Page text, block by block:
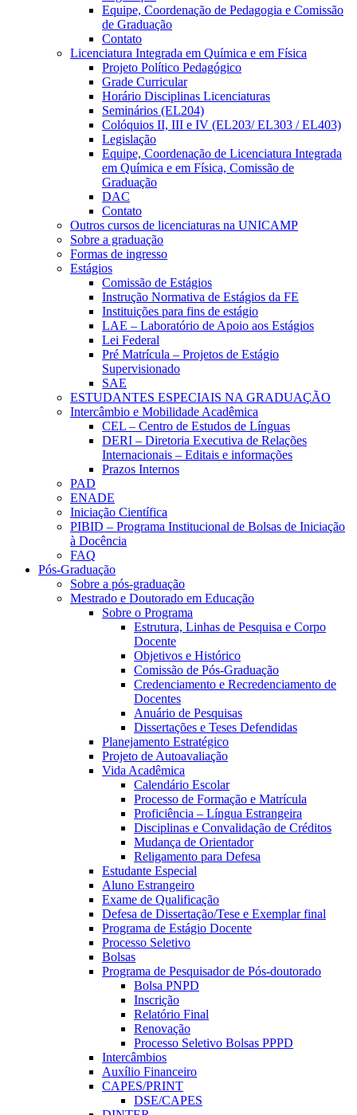
Equipe, Coordenação de Pedagogia e Comissão
de Graduação
Contato
Licenciatura Integrada em Química e em Física
Projeto Político Pedagógico
Grade Curricular
Horário Disciplinas Licenciaturas
Seminários (EL204)
Colóquios II, III e IV (EL203/ EL303 / EL403)
Legislação
Equipe, Coordenação de Licenciatura Integrada
em Química e em Física, Comissão de
Graduação
DAC
Contato
Outros cursos de licenciaturas na UNICAMP
Sobre a graduação
Formas de ingresso
Estágios
Comissão de Estágios
Instrução Normativa de Estágios da FE
Instituições para fins de estágio
LAE – Laboratório de Apoio aos Estágios
Lei Federal
Pré Matrícula – Projetos de Estágio
Supervisionado
SAE
ESTUDANTES ESPECIAIS NA GRADUAÇÃO
Intercâmbio e Mobilidade Acadêmica
CEL – Centro de Estudos de Línguas
DERI – Diretoria Executiva de Relações
Internacionais – Editais e informações
Prazos Internos
PAD
ENADE
Iniciação Científica
PIBID – Programa Institucional de Bolsas de Iniciação
à Docência
FAQ
Pós-Graduação
Sobre a pós-graduação
Mestrado e Doutorado em Educação
Sobre o Programa
Estrutura, Linhas de Pesquisa e Corpo
Docente
Objetivos e Histórico
Comissão de Pós-Graduação
Credenciamento e Recredenciamento de
Docentes
Anuário de Pesquisas
Dissertações e Teses Defendidas
Planejamento Estratégico
Projeto de Autoavaliação
Vida Acadêmica
Calendário Escolar
Processo de Formação e Matrícula
Proficiência – Língua Estrangeira
Disciplinas e Convalidação de Créditos
Mudança de Orientador
Religamento para Defesa
Estudante Especial
Aluno Estrangeiro
Exame de Qualificação
Defesa de Dissertação/Tese e Exemplar final
Programa de Estágio Docente
Processo Seletivo
Bolsas
Programa de Pesquisador de Pós-doutorado
Bolsa PNPD
Inscrição
Relatório Final
Renovação
Processo Seletivo Bolsas PPPD
Intercâmbios
Auxílio Financeiro
CAPES/PRINT
DSE/CAPES